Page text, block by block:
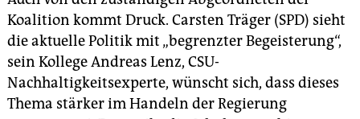
Koalition kommt Druck. Carsten Träger (SPD) sieht
die aktuelle Politik mit „begrenzter Begeisterung“,
sein Kollege Andreas Lenz, CSU-
Nachhaltigkeitsexperte, wünscht sich, dass dieses
Thema stärker im Handeln der Regierung